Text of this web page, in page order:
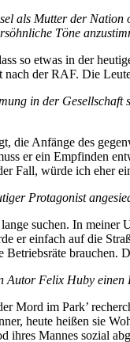
als Mutter der
Töne
so etwas in der
nach der RAF. Die
in der Gesellschaft
die Anfänge des
er ein Empfinden
Fall, würde ich eher
Protagonist
suchen. In meiner
er einfach auf die
Betriebsräte brauchen.
Autor Felix Huby einen
Mord im Park’
heute heißen sie
ihres Mannes sozial